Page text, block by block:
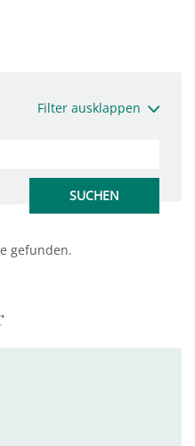
Filter ausklappen
gefunden.